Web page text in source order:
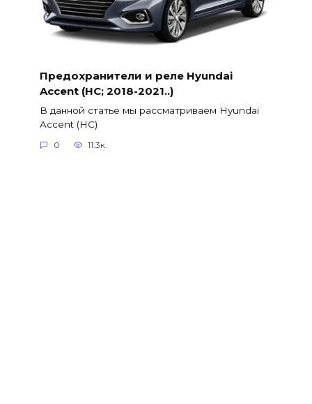
Предохранители и реле Hyundai
Accent (HC; 2018-2021..)
В данной статье мы рассматриваем Hyundai
Accent (HC)
0 11.3к.